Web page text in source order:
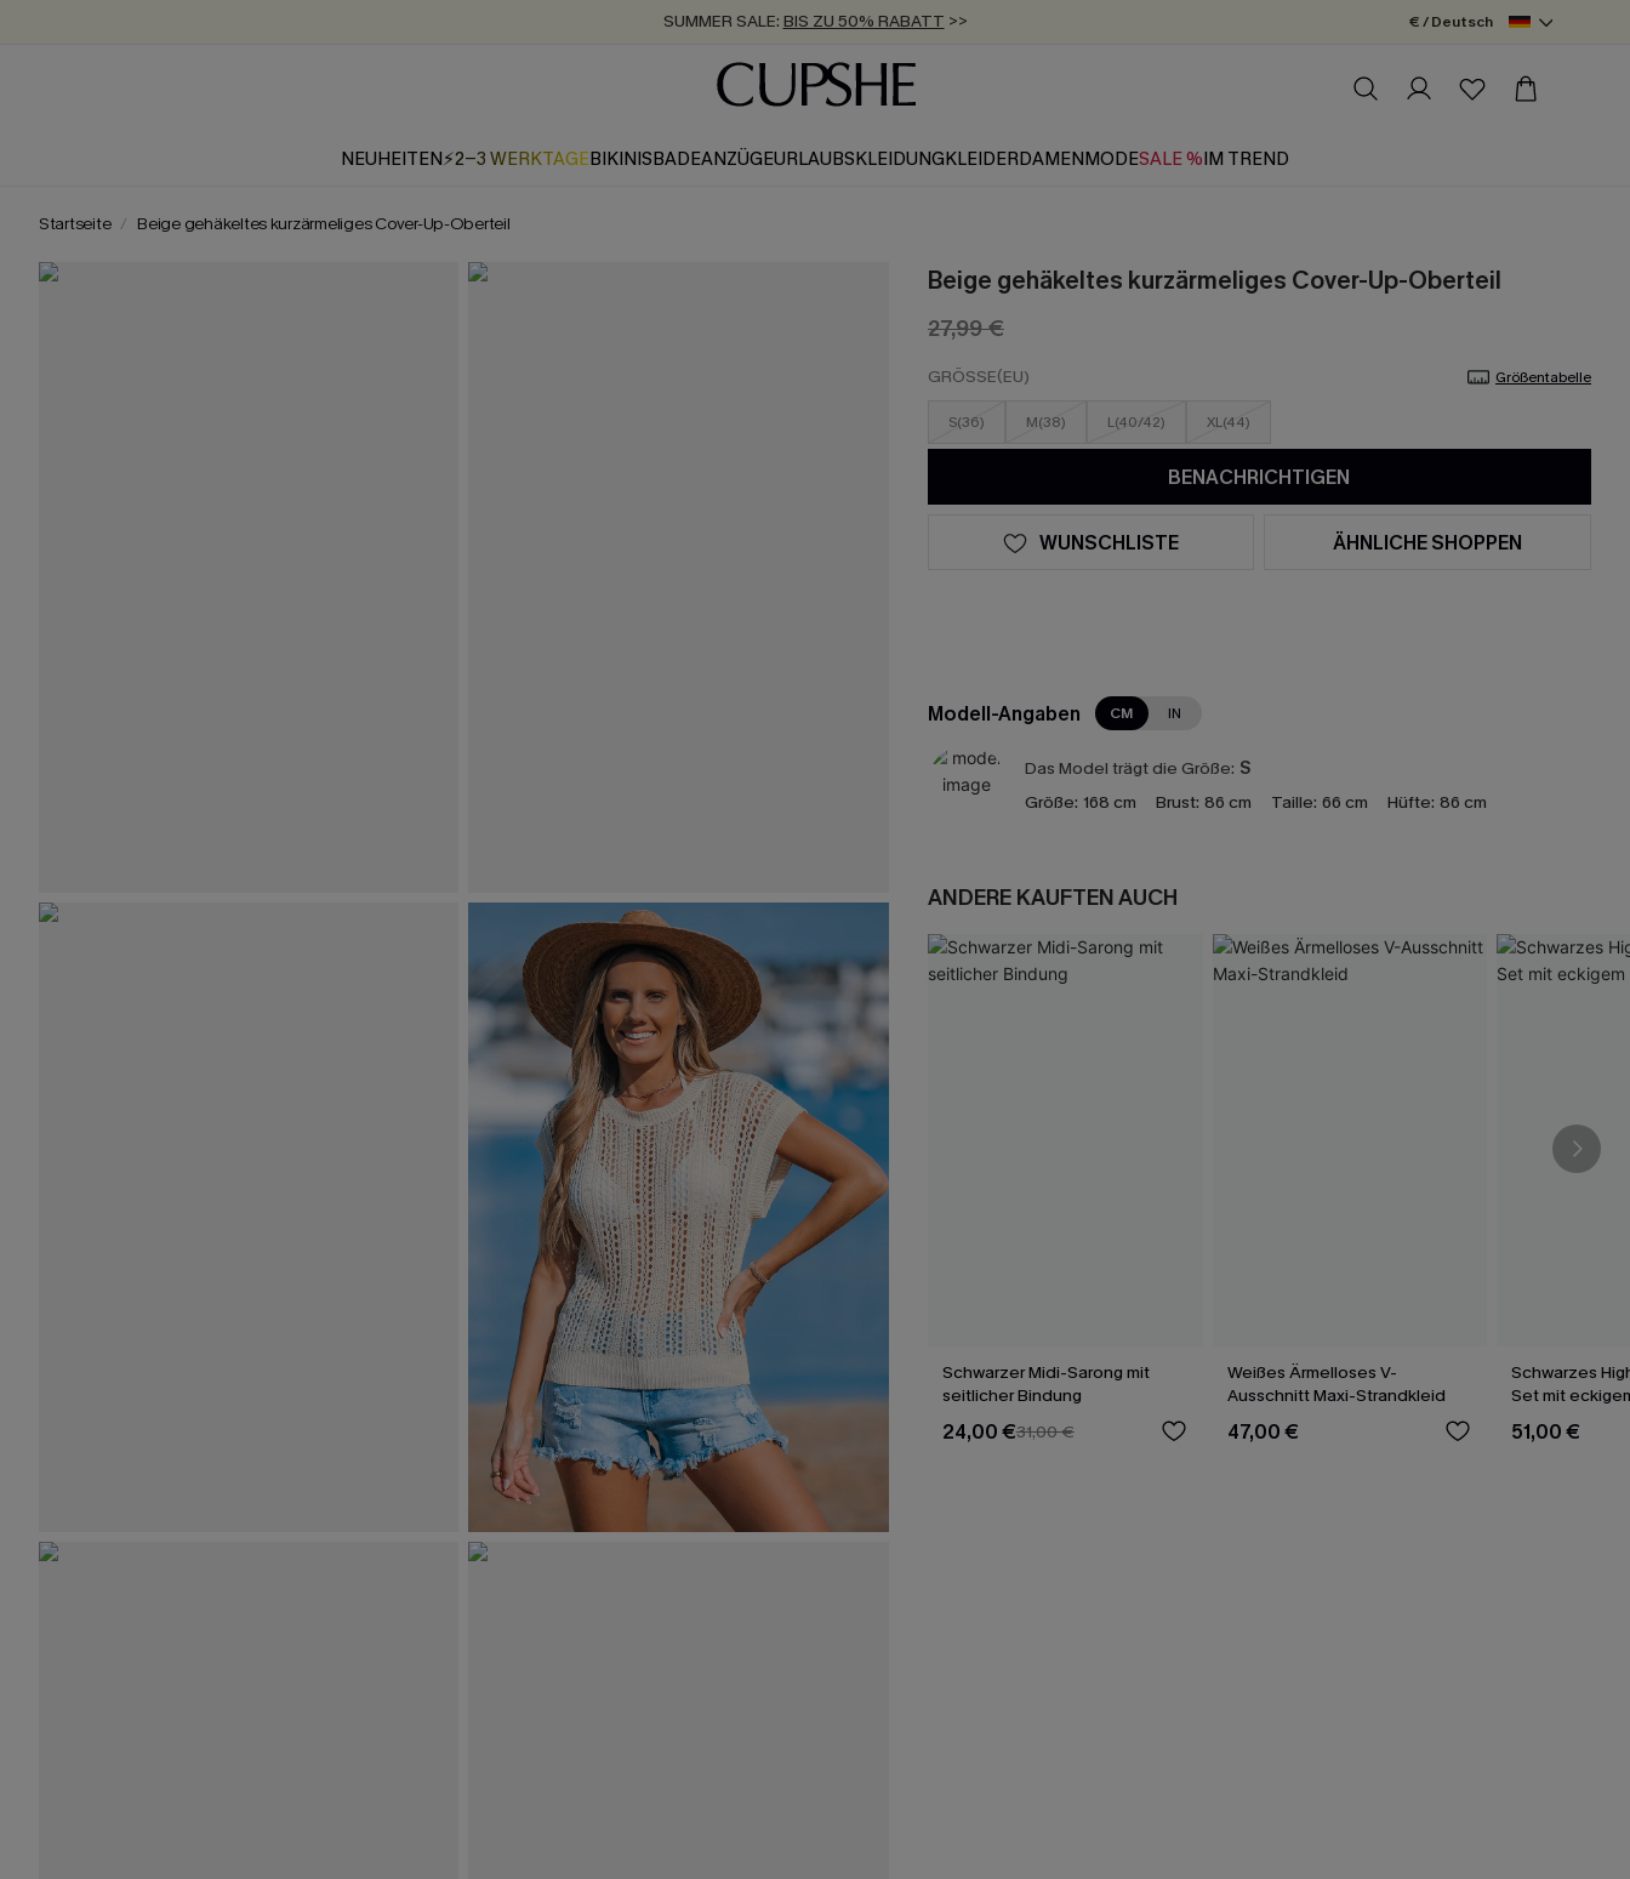
SUMMER SALE: BIS ZU 50% RABATT >>
ZUM NEWSLETTER:BIS ZU -20% EXTRA ERHALTEN
KOSTENLOSER VERSAND AB 89 €
€ / Deutsch
NEUHEITEN⚡2-3 WERKTAGEBIKINISBADEANZÜGEURLAUBSKLEIDUNGKLEIDERDAMENMODESALE %IM TREND
Startseite Beige gehäkeltes kurzärmeliges Cover-Up-Oberteil
Beige gehäkeltes kurzärmeliges Cover-Up-Oberteil
27,99 €
GRÖSSE(EU) Größentabelle
S(36) M(38) L(40/42) XL(44)
BENACHRICHTIGEN
WUNSCHLISTE ÄHNLICHE SHOPPEN
Modell-Angaben CM IN
Das Model trägt die Größe: S
Größe: 168 cm Brust: 86 cm Taille: 66 cm Hüfte: 86 cm
ANDERE KAUFTEN AUCH
Schwarzer Midi-Sarong mit
seitlicher Bindung
24,00 €31,00 €
Weißes Ärmelloses V-
Ausschnitt Maxi-Strandkleid
47,00 €
Schwarzes
Set mit
51,00 €